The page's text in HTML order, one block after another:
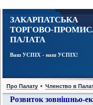
ЗАКАРПАТСЬКА
ТОРГОВО-
ПАЛАТА
Ваш УСПІХ - наш УСПІХ!
Про Палату • Членство в
Розвиток зовнішньо-